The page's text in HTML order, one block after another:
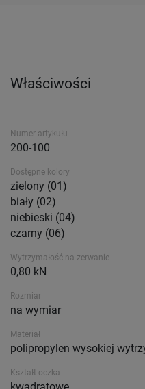
Właściwości
Numer artykułu
200-100
Dostępne kolory
zielony (01)
biały (02)
niebieski (04)
czarny (06)
Wytrzymałość na zerwanie
0,80 kN
Rozmiar
na wymiar
Materiał
polipropylen wysokiej
Kształt oczka